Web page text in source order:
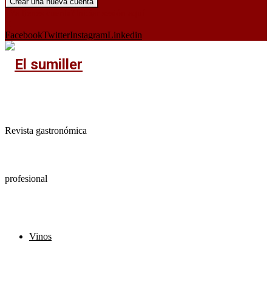
FacebookTwitterInstagramLinkedin
Revista gastronómica
profesional
Vinos